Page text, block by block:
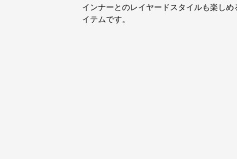
インナーとのレイヤードスタイルも楽し
イテムです。